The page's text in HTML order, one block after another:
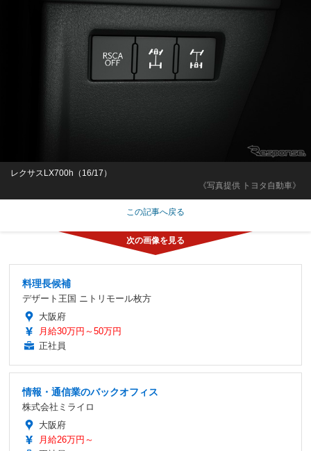
《写真提供 トヨタ自動車》
レクサスLX700h（16/17）
この記事へ戻る
料理長候補
デザート王国 ニトリモール枚方
大阪府
月給30万円～50万円
正社員
情報・通信業のバックオフィス
株式会社ミライロ
大阪府
月給26万円～